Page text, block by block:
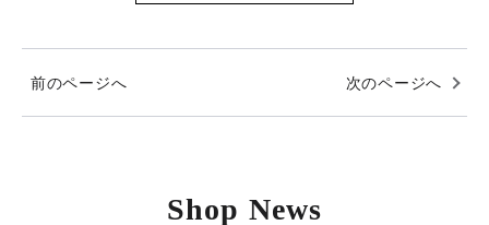
前のページへ 次のページへ
Shop News